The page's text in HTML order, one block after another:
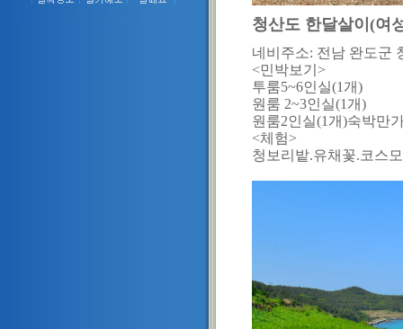
청산도 한달살이(여
네비주소: 전남 완도군
<민박보기>
투룸5~6인실(1개)
원룸 2~3인실(1개)
원룸2인실(1개)숙박만
<체험>
청보리밭.유채꽃.코스